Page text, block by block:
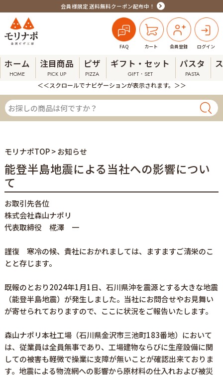
会員様限定 送料無料クーポン配布中！
FAQ カート 会員登録 ログイン
ホーム
HOME
注目商品
PICK UP
ピザ
PIZZA
ギフト・セット
GIFT・SET
パスタ
PASTA
＜＜スクロールでナビゲーションが表示されます。＞＞
モリナポTOP> お知らせ
能登半島地震による当社への影響につい
て
お取引先各位
株式会社森山ナポリ
代表取締役 椛澤 一
謹復 寒冷の候、貴社におかれましては、ますますご清栄のこ
とと存じます。
既報のとおり2024年1月1日、石川県沖を震源とする大きな地震
（能登半島地震）が発生しました。当社にお問合せやお見舞い
が寄せられておりますので、ここに状況をご報告いたします。
森山ナポリ本社工場（石川県金沢市三池町183番地）において
は、従業員は全員無事であり、工場建物ならびに生産設備に関
しての被害も軽微で操業に支障が無いことが確認出来ておりま
す。地震による物流網への影響から原材料の仕入れおよび被災